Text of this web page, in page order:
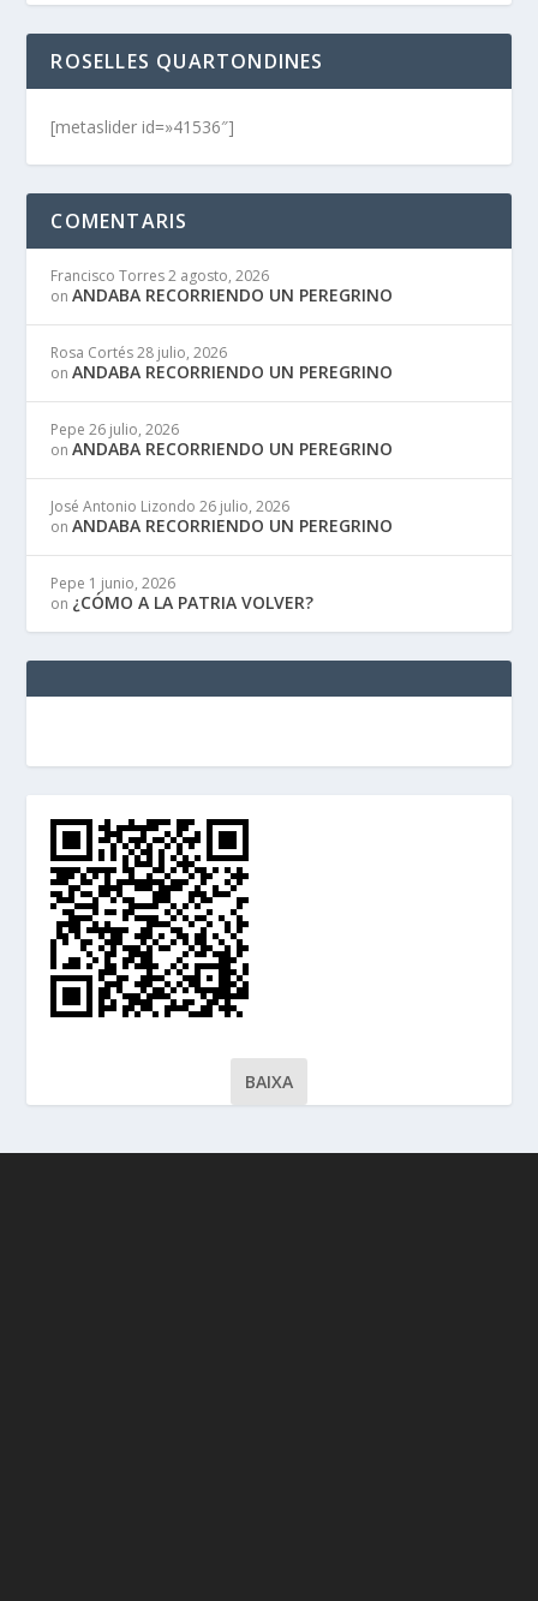
ROSELLES QUARTONDINES
[metaslider id=»41536″]
COMENTARIS
Francisco Torres 2 agosto, 2026
onANDABA RECORRIENDO UN PEREGRINO
Rosa Cortés 28 julio, 2026
onANDABA RECORRIENDO UN PEREGRINO
Pepe 26 julio, 2026
onANDABA RECORRIENDO UN PEREGRINO
José Antonio Lizondo 26 julio, 2026
onANDABA RECORRIENDO UN PEREGRINO
Pepe 1 junio, 2026
on ¿CÓMO A LA PATRIA VOLVER?
BAIXA